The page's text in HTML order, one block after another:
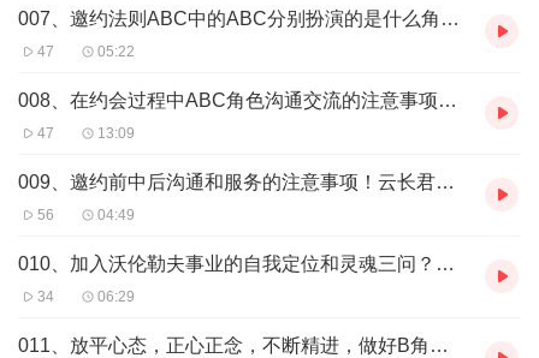
007、邀约法则ABC中的ABC分别扮演的是什么角色？每个角色应该做些什么？
47 05:22
008、在约会过程中ABC角色沟通交流的注意事项和防雷指南！云长君甄选
47 13:09
009、邀约前中后沟通和服务的注意事项！云长君甄选卫康沃伦勒夫
56 04:49
010、加入沃伦勒夫事业的自我定位和灵魂三问？云长君甄选
34 06:29
011、放平心态，正心正念，不断精进，做好B角色！云长君甄选卫康沃伦勒夫